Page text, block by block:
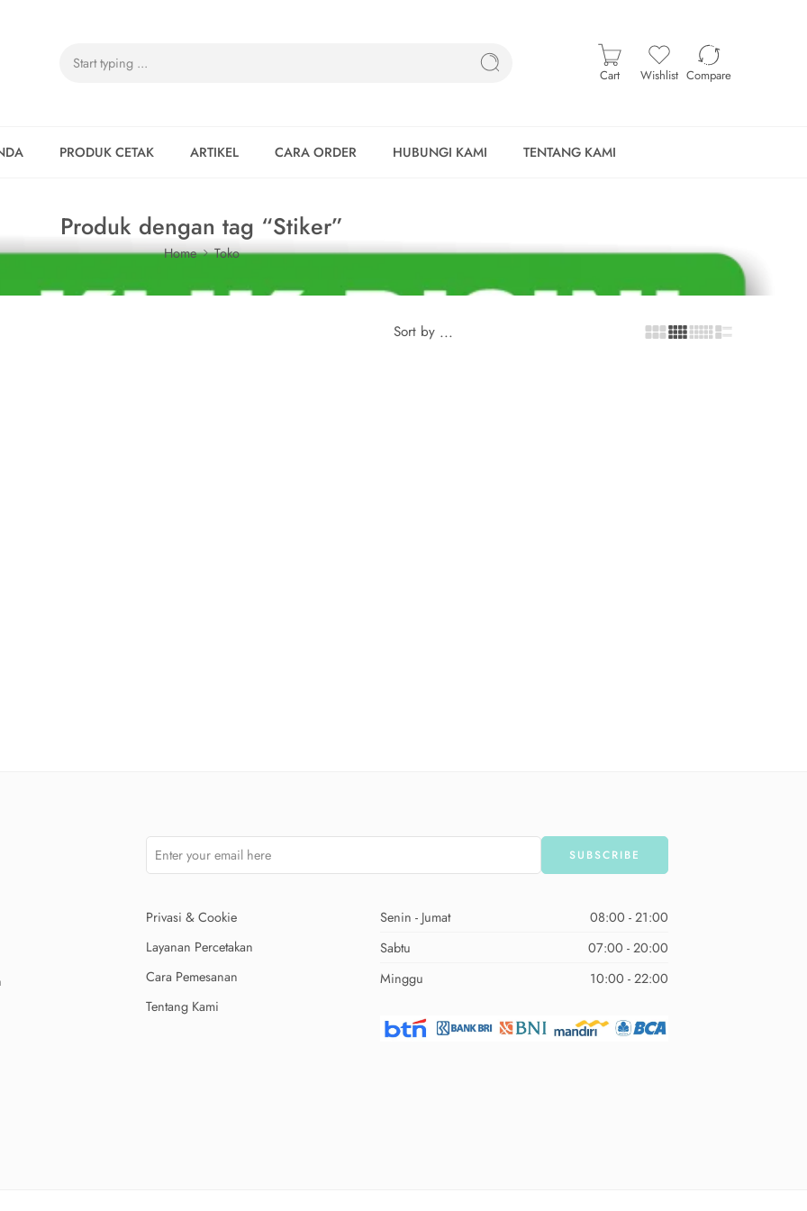
Cart Wishlist Compare
PRODUK CETAK ARTIKEL CARA ORDER HUBUNGI KAMI TENTANG KAMI
Produk dengan tag “Stiker”
Home Toko
Sort by ...
Privasi & Cookie
Layanan Percetakan
Cara Pemesanan
Tentang Kami
Senin - Jumat
08:00 - 21:00
Sabtu
07:00 - 20:00
Minggu
10:00 - 22:00